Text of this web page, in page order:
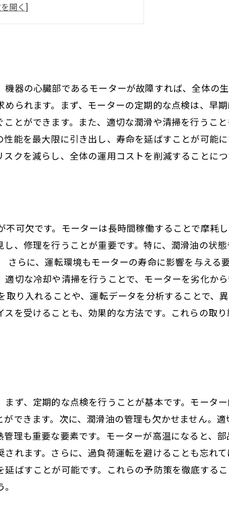
理のステップ
長期的な運用のメリット
延長の実践ガイド
器の心臓部であるモーターが故障すれば、全体の
られます。まず、モーターの定期的な点検は、早
とができます。また、適切な潤滑や清掃を行うこ
能を最大限に引き出し、寿命を延ばすことが可能
クを減らし、全体の運用コストを削減することにつ
可欠です。モーターは長時間稼働することで摩耗
、修理を行うことが重要です。特に、潤滑油の状
らに、運転環境もモーターの寿命に影響を与える
切な冷却や清掃を行うことで、モーターを劣化か
り入れることや、運転データを分析することで、
を受けることも、効果的な方法です。これらの取
ず、定期的な点検を行うことが基本です。モータ
できます。次に、潤滑油の管理も欠かせません。
理も重要な要素です。モーターが高温になると、
れます。さらに、過負荷運転を避けることも忘れ
ばすことが可能です。これらの予防策を徹底する